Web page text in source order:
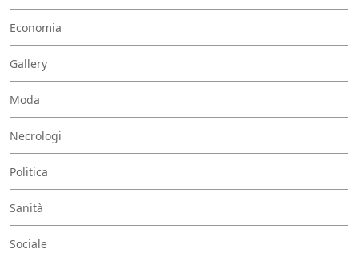
Economia
Gallery
Moda
Necrologi
Politica
Sanità
Sociale